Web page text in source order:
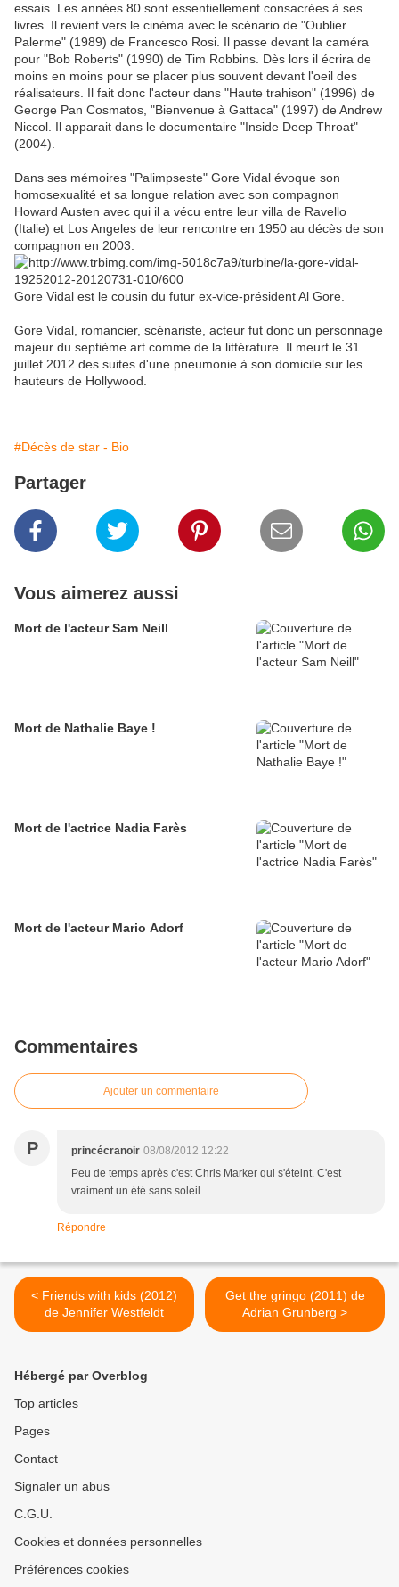
essais. Les années 80 sont essentiellement consacrées à ses
livres. Il revient vers le cinéma avec le scénario de "Oublier
Palerme" (1989) de Francesco Rosi. Il passe devant la caméra
pour "Bob Roberts" (1990) de Tim Robbins. Dès lors il écrira de
moins en moins pour se placer plus souvent devant l'oeil des
réalisateurs. Il fait donc l'acteur dans "Haute trahison" (1996) de
George Pan Cosmatos, "Bienvenue à Gattaca" (1997) de Andrew
Niccol. Il apparait dans le documentaire "Inside Deep Throat"
(2004).
Dans ses mémoires "Palimpseste" Gore Vidal évoque son
homosexualité et sa longue relation avec son compagnon
Howard Austen avec qui il a vécu entre leur villa de Ravello
(Italie) et Los Angeles de leur rencontre en 1950 au décès de son
compagnon en 2003.
Gore Vidal est le cousin du futur ex-vice-président Al Gore.
Gore Vidal, romancier, scénariste, acteur fut donc un personnage
majeur du septième art comme de la littérature. Il meurt le 31
juillet 2012 des suites d'une pneumonie à son domicile sur les
hauteurs de Hollywood.
#Décès de star - Bio
Partager
Vous aimerez aussi
Mort de l'acteur Sam Neill
Mort de Nathalie Baye !
Mort de l'actrice Nadia Farès
Mort de l'acteur Mario Adorf
Commentaires
Ajouter un commentaire
P princécranoir 08/08/2012 12:22
Peu de temps après c'est Chris Marker qui s'éteint. C'est
vraiment un été sans soleil.
Répondre
< Friends with kids (2012)
de Jennifer Westfeldt
Get the gringo (2011) de
Adrian Grunberg >
Hébergé par Overblog
Top articles
Pages
Contact
Signaler un abus
C.G.U.
Cookies et données personnelles
Préférences cookies